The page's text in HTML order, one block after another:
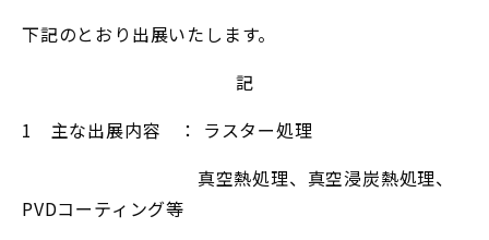
下記のとおり出展いたします。
記
1 主な出展内容 ： ラスター処理
真空熱処理、真空浸炭熱処理、
PVDコーティング等